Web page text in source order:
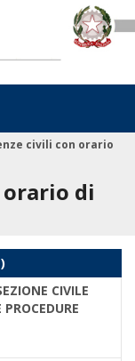
civili con orario
di
CIVILE